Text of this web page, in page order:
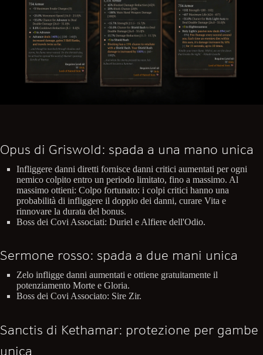
Opus di Griswold: spada a una mano unica
Infliggere danni diretti fornisce danni critici aumentati per ogni
nemico colpito entro un periodo limitato, fino a massimo. Al
massimo ottieni: Colpo fortunato: i colpi critici hanno una
probabilità di infliggere il doppio dei danni, curare Vita e
rinnovare la durata del bonus.
Boss dei Covi Associati: Duriel e Alfiere dell'Odio.
Sermone rosso: spada a due mani unica
Zelo infligge danni aumentati e ottiene gratuitamente il
potenziamento Morte e Gloria.
Boss dei Covi Associato: Sire Zir.
Sanctis di Kethamar: protezione per gambe
unica